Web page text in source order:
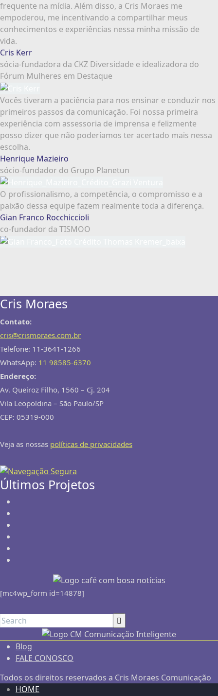
frequente na mídia. Além disso, a Cris Moraes me
empoderou, me incentivando a compartilhar meus
conhecimentos e experiências nessa minha missão de
vida.
Cris Kerr
sócia-fundadora da CKZ Diversidade e idealizadora do
Fórum Mulheres em Destaque
Vocês tiveram a paciência para nos ensinar e conduzir nos
primeiros passos da comunicação. Foi nossa primeira
experiência com assessoria de imprensa e felizmente
posso dizer que não poderíamos ter acertado mais nessa
escolha.
Henrique Mazieiro
sócio-fundador do Grupo Planetun
O profissionalismo, a competência, o compromisso e a
paixão dessa equipe fazem realmente toda a diferença.
Gian Franco Rocchiccioli
co-fundador da TISMOO
Cris Moraes
Contato:
cris@crismoraes.com.br
Telefone: 11-3641-1266
WhatsApp: 11 98585-6370
Endereço:
Av. Queiroz Filho, 1560 – Cj. 204
Vila Leopoldina – São Paulo/SP
CEP: 05319-000
Veja as nossas políticas de privacidades
Últimos Projetos
[mc4wp_form id=14878]
Blog
FALE CONOSCO
Todos os direitos reservados a Cris Moraes Comunicação
HOME